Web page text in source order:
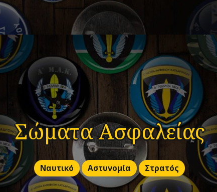
Σώματα Ασφαλείας
Ναυτικό Αστυνομία Στρατός